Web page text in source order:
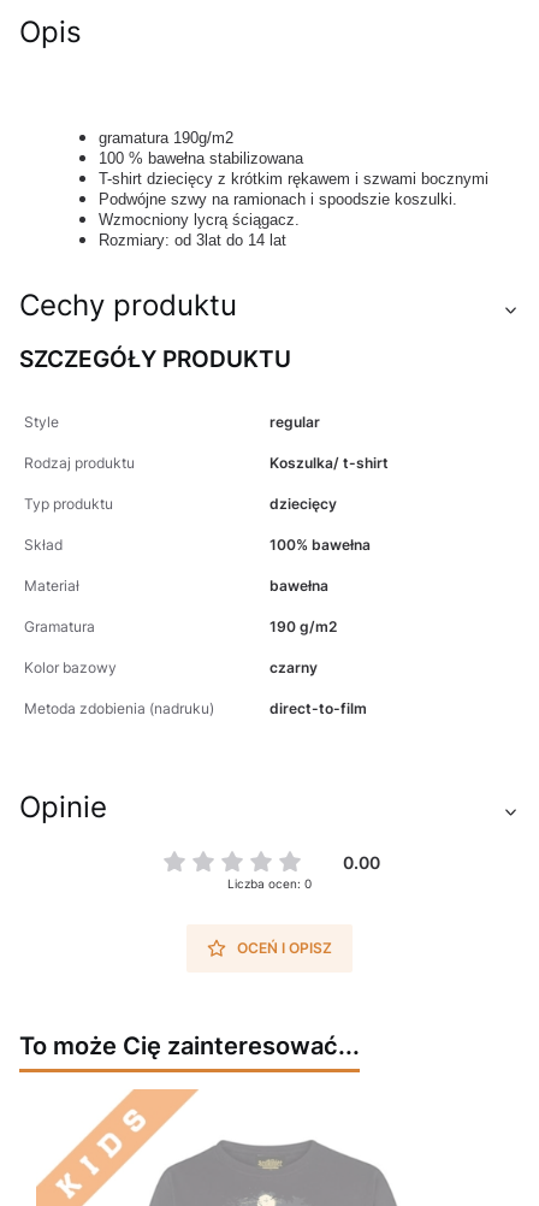
Opis
gramatura 190g/m2
100 % bawełna stabilizowana
T-shirt dziecięcy z krótkim rękawem i szwami bocznymi
Podwójne szwy na ramionach i spoodszie koszulki.
Wzmocniony lycrą ściągacz.
Rozmiary: od 3lat do 14 lat
Cechy produktu
SZCZEGÓŁY PRODUKTU
Style regular
Rodzaj produktu Koszulka/ t-shirt
Typ produktu dziecięcy
Skład 100% bawełna
Materiał bawełna
Gramatura 190 g/m2
Kolor bazowy czarny
Metoda zdobienia (nadruku) direct-to-film
Opinie
0.00
Liczba ocen: 0
OCEŃ I OPISZ
To może Cię zainteresować...